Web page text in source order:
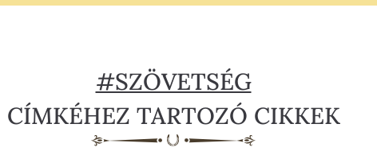
#SZÖVETSÉG
CÍMKÉHEZ TARTOZÓ CIKKEK